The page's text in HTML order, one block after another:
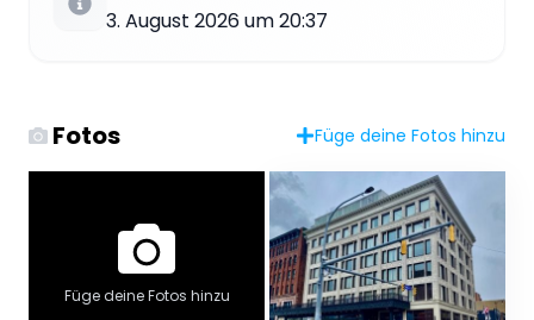
3. August 2026 um 20:37
Fotos Füge deine Fotos hinzu
Füge deine Fotos hinzu